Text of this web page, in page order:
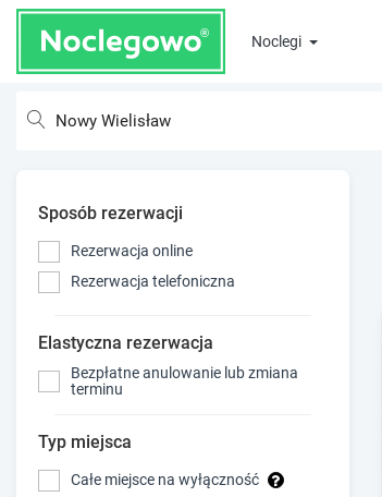
Noclegi
Sposób rezerwacji
Rezerwacja online
Rezerwacja telefoniczna
Elastyczna rezerwacja
Bezpłatne anulowanie lub zmiana
terminu
Typ miejsca
Całe miejsce na wyłączność